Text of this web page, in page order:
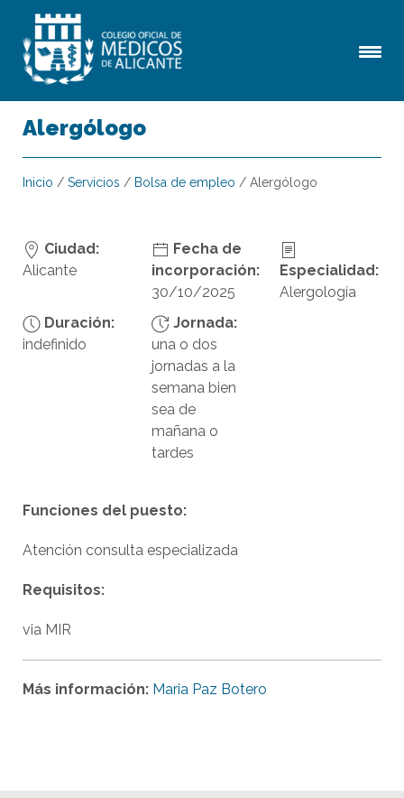
Alergólogo
Inicio / Servicios / Bolsa de empleo / Alergólogo
Ciudad:
Alicante
Fecha de
incorporación:
30/10/2025
Especialidad:
Alergología
Duración:
indefinido
Jornada:
una o dos
jornadas a la
semana bien
sea de
mañana o
tardes
Funciones del puesto:
Atención consulta especializada
Requisitos:
via MIR
Más información: Maria Paz Botero